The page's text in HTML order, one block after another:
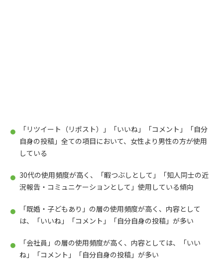
「リツイート（リポスト）」「いいね」「コメント」「自分
自身の投稿」全ての項目において、女性より男性の方が使用
している
30代の使用頻度が高く、「暇つぶしとして」「知人同士の近
況報告・コミュニケーションとして」使用している傾向
「既婚・子どもあり」の層の使用頻度が高く、内容として
は、「いいね」「コメント」「自分自身の投稿」が多い
「会社員」の層の使用頻度が高く、内容としては、「いい
ね」「コメント」「自分自身の投稿」が多い